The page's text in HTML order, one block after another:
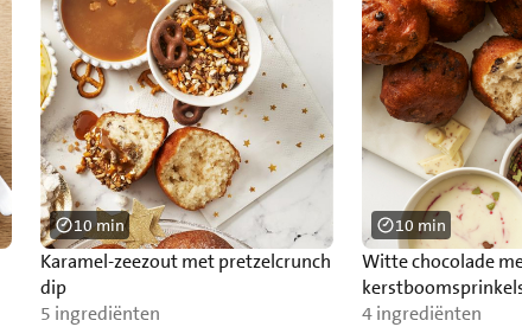
Karamel-zeezout met pretzelcrunch
dip
5 ingrediënten
10 min
Witte chocolade
4 ingrediënten
10 min